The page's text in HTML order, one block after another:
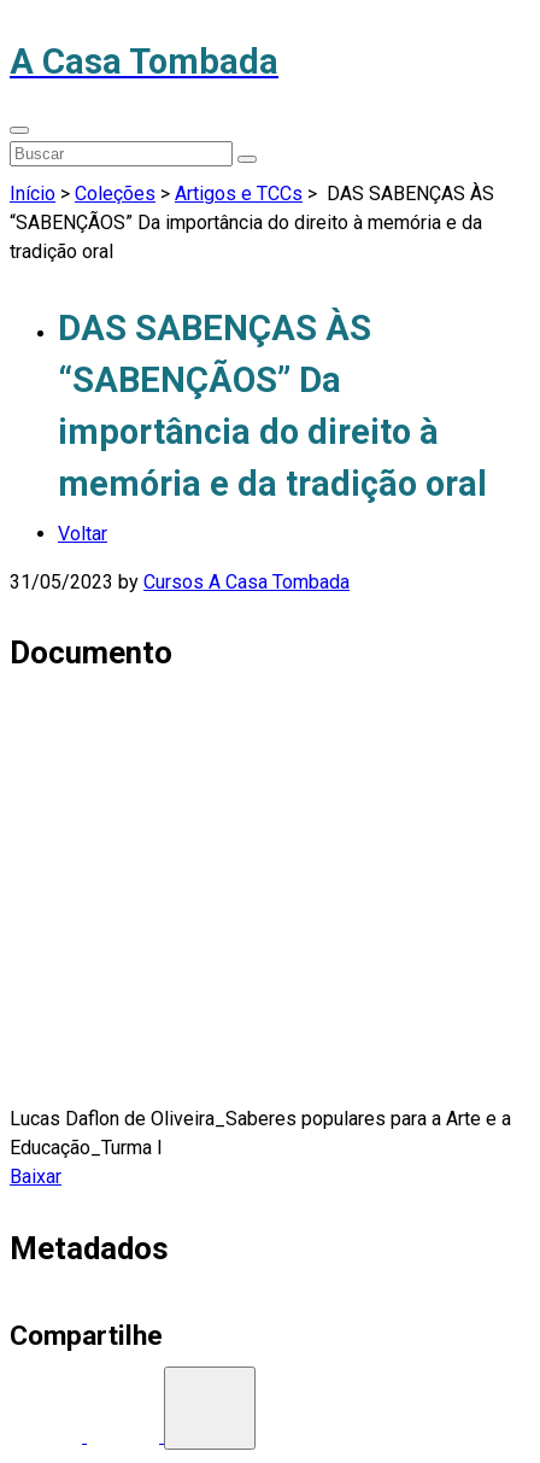
A Casa Tombada
Início > Coleções > Artigos e TCCs > DAS SABENÇAS ÀS
“SABENÇÃOS” Da importância do direito à memória e da
tradição oral
DAS SABENÇAS ÀS
“SABENÇÃOS” Da
importância do direito à
memória e da tradição oral
Voltar
31/05/2023 by Cursos A Casa Tombada
Documento
Lucas Daflon de Oliveira_Saberes populares para a Arte e a
Educação_Turma I
Baixar
Metadados
Compartilhe